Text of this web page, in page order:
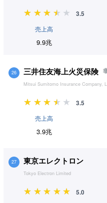
3.5
売上高
9.9兆
26 三井住友海上火災保険
Mitsui Sumitomo Insurance Company,
3.5
売上高
3.9兆
27 東京エレクトロン
Tokyo Electron Limited
5.0